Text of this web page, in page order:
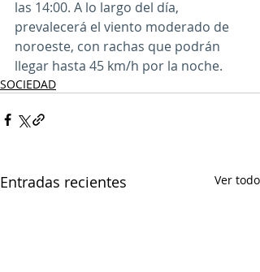
las 14:00. A lo largo del día,
prevalecerá el viento moderado de
noroeste, con rachas que podrán
llegar hasta 45 km/h por la noche.
SOCIEDAD
Entradas recientes Ver todo